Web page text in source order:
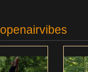
openairvibes